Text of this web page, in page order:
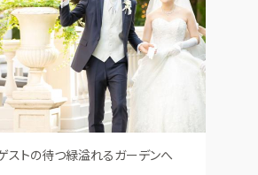
ストの待つ緑溢れるガーデンへ